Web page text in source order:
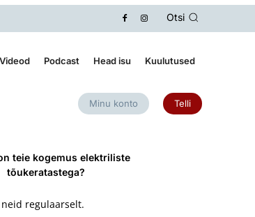
Otsi
Videod Podcast Head isu Kuulutused
Minu konto Telli
teie kogemus elektriliste
tõukeratastega?
regulaarselt.